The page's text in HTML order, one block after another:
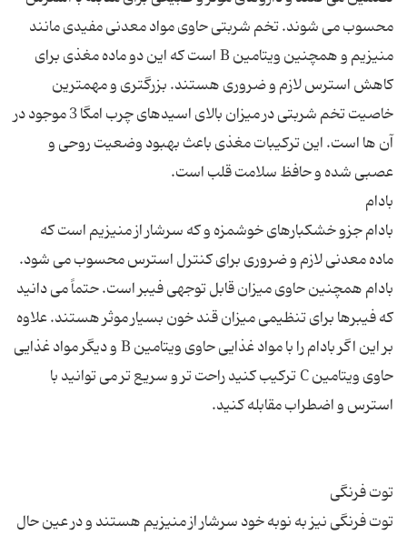
محسوب می شوند. تخم شربتی حاوی مواد معدنی مفیدی مانند
منیزیم و همچنین ویتامین B است که این دو ماده مغذی برای
کاهش استرس لازم و ضروری هستند. بزرگتری و مهمترین
خاصیت تخم شربتی در میزان بالای اسیدهای چرب امگا 3 موجود در
آن ها است. این ترکیبات مغذی باعث بهبود وضعیت روحی و
بادام جزو خشکبارهای خوشمزه و که سرشار از منیزیم است که
ماده معدنی لازم و ضروری برای کنترل استرس محسوب می شود.
بادام همچنین حاوی میزان قابل توجهی فیبر است. حتماً می دانید
که فیبرها برای تنظیمی میزان قند خون بسیار موثر هستند. علاوه
بر این اگر بادام را با مواد غذایی حاوی ویتامین B و دیگر مواد غذایی
حاوی ویتامین C ترکیب کنید راحت تر و سریع تر می توانید با
توت فرنگی نیز به نوبه خود سرشار از منیزیم هستند و در عین حال